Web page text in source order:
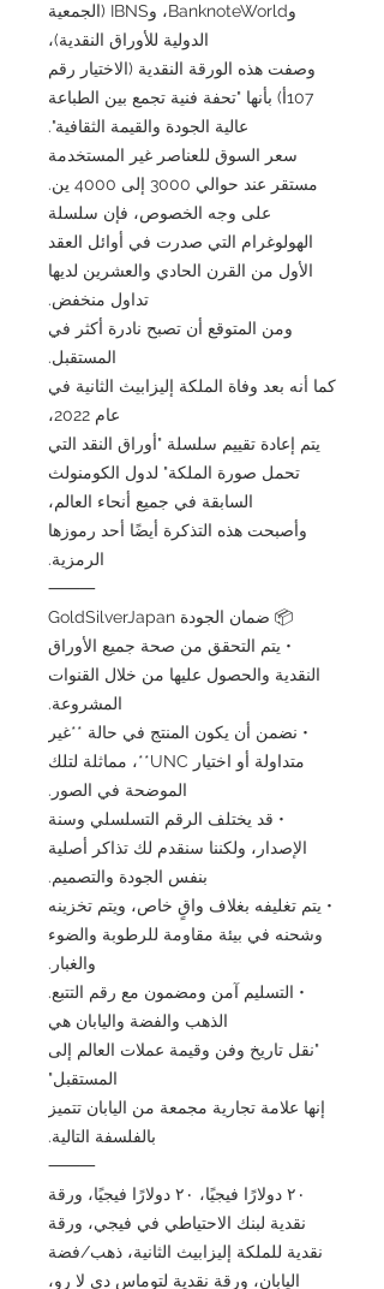
وBanknoteWorld، وIBNS (الجمعية
الدولية للأوراق النقدية)،
وصفت هذه الورقة النقدية (الاختيار رقم
107أ) بأنها "تحفة فنية تجمع بين الطباعة
عالية الجودة والقيمة الثقافية".
سعر السوق للعناصر غير المستخدمة
مستقر عند حوالي 3000 إلى 4000 ين.
على وجه الخصوص، فإن سلسلة
الهولوغرام التي صدرت في أوائل العقد
الأول من القرن الحادي والعشرين لديها
تداول منخفض.
ومن المتوقع أن تصبح نادرة أكثر في
المستقبل.
كما أنه بعد وفاة الملكة إليزابيث الثانية في
عام 2022،
يتم إعادة تقييم سلسلة "أوراق النقد التي
تحمل صورة الملكة" لدول الكومنولث
السابقة في جميع أنحاء العالم،
وأصبحت هذه التذكرة أيضًا أحد رموزها
الرمزية.
⸻
📦 ضمان الجودة GoldSilverJapan
• يتم التحقق من صحة جميع الأوراق
النقدية والحصول عليها من خلال القنوات
المشروعة.
• نضمن أن يكون المنتج في حالة **غير
متداولة أو اختيار UNC**، مماثلة لتلك
الموضحة في الصور.
• قد يختلف الرقم التسلسلي وسنة
الإصدار، ولكننا سنقدم لك تذاكر أصلية
بنفس الجودة والتصميم.
• يتم تغليفه بغلاف واقٍ خاص، ويتم تخزينه
وشحنه في بيئة مقاومة للرطوبة والضوء
والغبار.
• التسليم آمن ومضمون مع رقم التتبع.
الذهب والفضة واليابان هي
"نقل تاريخ وفن وقيمة عملات العالم إلى
المستقبل"
إنها علامة تجارية مجمعة من اليابان تتميز
بالفلسفة التالية.
⸻
٢٠ دولارًا فيجيًا، ٢٠ دولارًا فيجيًا، ورقة
نقدية لبنك الاحتياطي في فيجي، ورقة
نقدية للملكة إليزابيث الثانية، ذهب/فضة
اليابان، ورقة نقدية لتوماس دي لا رو،